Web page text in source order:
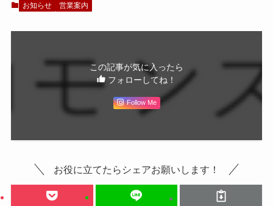
お知らせ 営業案内
この記事が気に入ったら
フォローしてね！
Follow Me
お役に立てたらシェアお願いします！